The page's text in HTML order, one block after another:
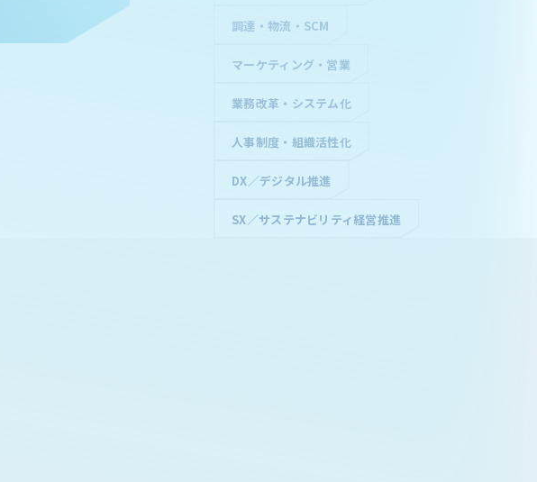
調達・物流・SCM
マーケティング・営業
業務改革・システム化
人事制度・組織活性化
DX／デジタル推進
SX／サステナビリティ経営推進